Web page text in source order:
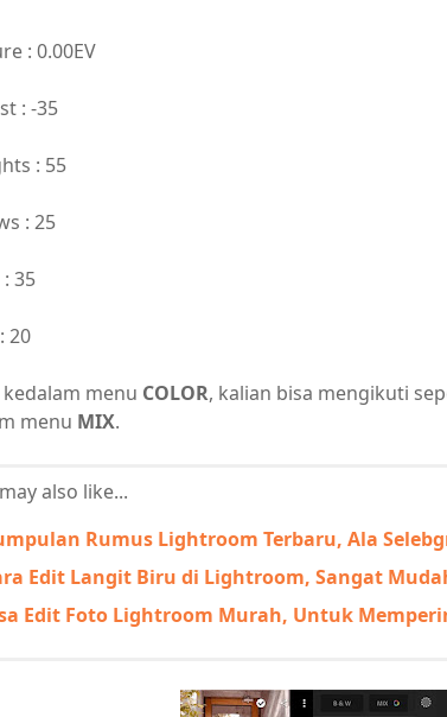
: 0.00EV
: -35
: 55
: 25
35
20
menu COLOR, kalian bisa mengikuti
menu MIX.
also like...
Rumus Lightroom Terbaru, Ala
Edit Langit Biru di Lightroom, Sangat
Edit Foto Lightroom Murah, Untuk